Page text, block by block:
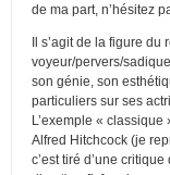
de ma part, n’hésitez
Il s’agit de la figure
voyeur/pervers/
son génie, son
particuliers sur ses
L’exemple «
Alfred Hitchcock (je
c’est tiré d’une critique